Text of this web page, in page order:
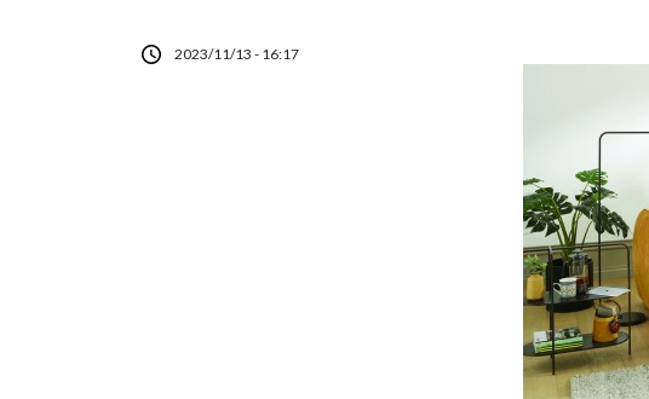
2023/11/13 - 16:17